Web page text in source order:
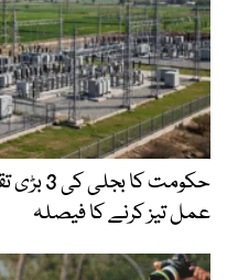
حکومت
عمل تیز کرنے کا فیصلہ